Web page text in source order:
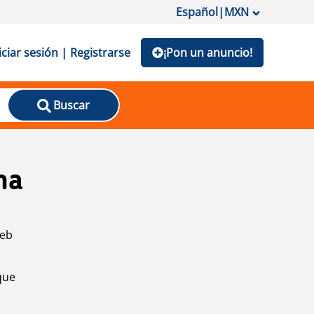
Español|MXN
sesión | Registrarse ¡Pon un anuncio!
Buscar